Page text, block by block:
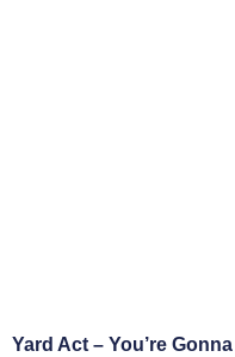
Yard Act – You’re